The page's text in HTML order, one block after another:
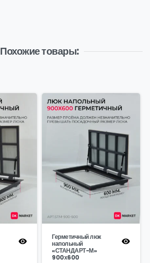
Похожие товары:
Герметичный люк
напольный
«СТАНДАРТ-М»
900х600